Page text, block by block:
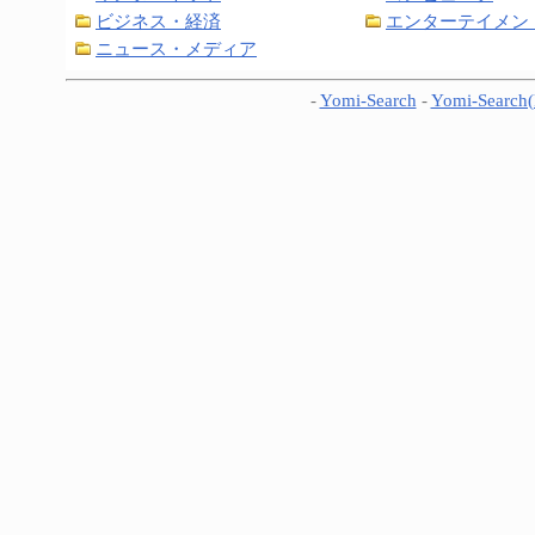
ビジネス・経済
エンターテイメン
ニュース・メディア
-Yomi-Search -Yomi-